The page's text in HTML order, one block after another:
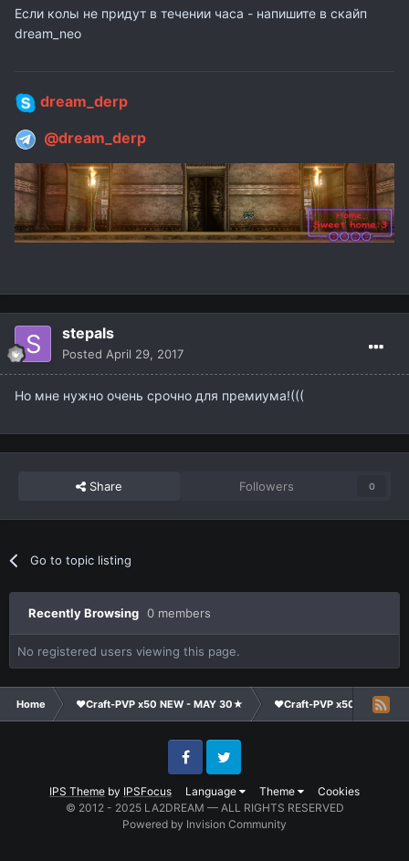
Если колы не придут в течении часа - напишите в скайп
dream_neo
dream_derp
@dream_derp
stepals
Posted April 29, 2017
Но мне нужно очень срочно для премиума!(((
Share Followers 0
Go to topic listing
Recently Browsing 0 members
No registered users viewing this page.
Home ❤Craft-PVP x50 NEW - MAY 30★ ❤Craft-PVP x50★
IPS Theme by IPSFocus Language Theme Cookies
FacebookTwitter
© 2012 - 2025 LA2DREAM — ALL RIGHTS RESERVED
Powered by Invision Community